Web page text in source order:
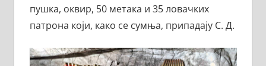
пушка, оквир, 50 метака и 35 ловачких
патрона који, како се сумња, припадају С. Д.